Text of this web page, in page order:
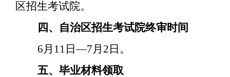
区招生考试院。
四、自治区招生考试院终审时间
6月11日—7月2日。
五、毕业材料领取